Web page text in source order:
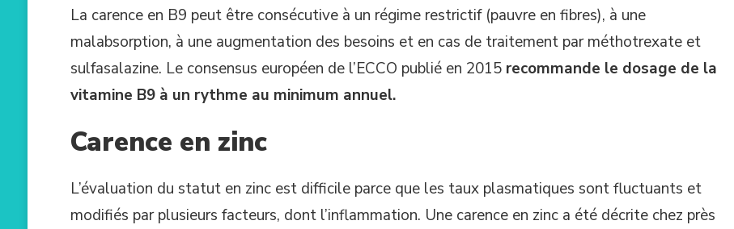
La carence en B9 peut être consécutive à un régime restrictif (pauvre en fibres), à une
malabsorption, à une augmentation des besoins et en cas de traitement par méthotrexate et
sulfasalazine. Le consensus européen de l’ECCO publié en 2015 recommande le dosage de la
vitamine B9 à un rythme au minimum annuel.
Carence en zinc
L’évaluation du statut en zinc est difficile parce que les taux plasmatiques sont fluctuants et
modifiés par plusieurs facteurs, dont l’inflammation. Une carence en zinc a été décrite chez près